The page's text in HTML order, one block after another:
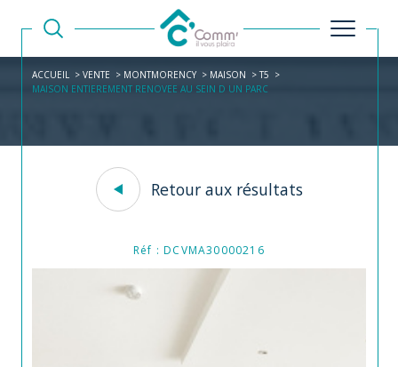
ACCUEIL VENTE MONTMORENCY MAISON
T5
MAISON ENTIEREMENT RENOVEE AU SEIN D UN PARC
Retour aux résultats
Réf : DCVMA30000216